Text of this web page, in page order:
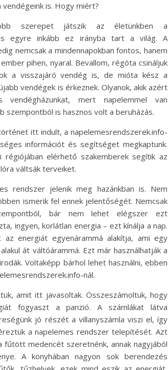
vendégeink is. Hogy miért?
szerepet játszik az életünkben a
egyre inkább ez irányba tart a világ. A
nemcsak a mindennapokban fontos, hanem
pihen, nyaral. Bevallom, régóta csináljuk
a visszajáró vendég is, de mióta kész a
vendégek is érkeznek. Olyanok, akik azért
mert napelemmel van
szempontból is hasznos volt a beruházás.
itt indult, a napelemesrendszerek.info-
információt és segítséget megkaptunk.
régiójában elérhető szakemberek segítik az
váltsák terveiket.
rendszer jelenik meg hazánkban is. Nem
ismerik fel ennek jelentőségét. Nemcsak
bár nem lehet elégszer ezt
ingyen, korlátlan energia – ezt kínálja a nap.
energiát egyenárammá alakítja, ami egy
át váltóárammá. Ezt már használhatják a
Voltaképp bárhol lehet használni, ebben
nál.
amit itt javasoltak. Összeszámoltuk, hogy
fogyaszt a panzió. A számlákat látva
jó részét a villanyszámla viszi el, így
a napelemes rendszer telepítését. Azt
fűtött medencét szeretnénk, annak nagyjából
A konyhában nagyon sok berendezés